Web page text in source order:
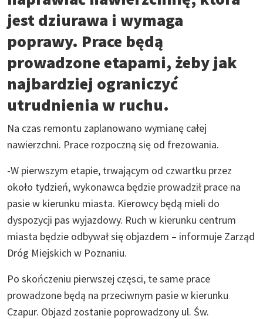
jest dziurawa i wymaga
poprawy. Prace będą
prowadzone etapami, żeby jak
najbardziej ograniczyć
utrudnienia w ruchu.
Na czas remontu zaplanowano wymianę całej
nawierzchni. Prace rozpoczną się od frezowania.
-W pierwszym etapie, trwającym od czwartku przez
około tydzień, wykonawca będzie prowadził prace na
pasie w kierunku miasta. Kierowcy będą mieli do
dyspozycji pas wyjazdowy. Ruch w kierunku centrum
miasta będzie odbywał się objazdem – informuje Zarząd
Dróg Miejskich w Poznaniu.
Po skończeniu pierwszej częsci, te same prace
prowadzone będą na przeciwnym pasie w kierunku
Czapur. Objazd zostanie poprowadzony ul. Św.